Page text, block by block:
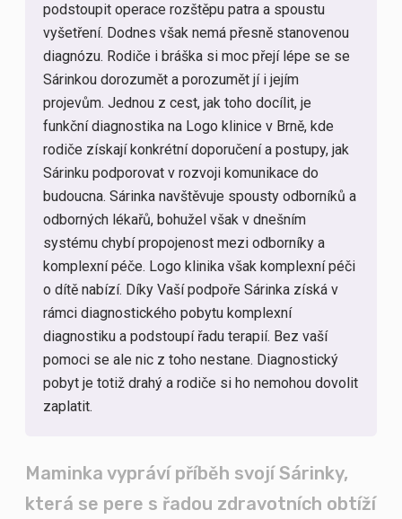
podstoupit operace rozštěpu patra a spoustu
vyšetření. Dodnes však nemá přesně stanovenou
diagnózu. Rodiče i bráška si moc přejí lépe se se
Sárinkou dorozumět a porozumět jí i jejím
projevům. Jednou z cest, jak toho docílit, je
funkční diagnostika na Logo klinice v Brně, kde
rodiče získají konkrétní doporučení a postupy, jak
Sárinku podporovat v rozvoji komunikace do
budoucna. Sárinka navštěvuje spousty odborníků a
odborných lékařů, bohužel však v dnešním
systému chybí propojenost mezi odborníky a
komplexní péče. Logo klinika však komplexní péči
o dítě nabízí. Díky Vaší podpoře Sárinka získá v
rámci diagnostického pobytu komplexní
diagnostiku a podstoupí řadu terapií. Bez vaší
pomoci se ale nic z toho nestane. Diagnostický
pobyt je totiž drahý a rodiče si ho nemohou dovolit
zaplatit.
Maminka vypráví příběh svojí Sárinky,
která se pere s řadou zdravotních obtíží